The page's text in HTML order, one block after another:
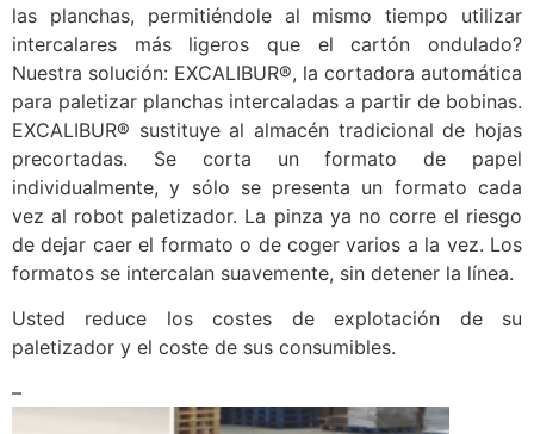
las planchas, permitiéndole al mismo tiempo utilizar
intercalares más ligeros que el cartón ondulado?
Nuestra solución: EXCALIBUR®, la cortadora automática
para paletizar planchas intercaladas a partir de bobinas.
EXCALIBUR® sustituye al almacén tradicional de hojas
precortadas. Se corta un formato de papel
individualmente, y sólo se presenta un formato cada
vez al robot paletizador. La pinza ya no corre el riesgo
de dejar caer el formato o de coger varios a la vez. Los
formatos se intercalan suavemente, sin detener la línea.
Usted reduce los costes de explotación de su
paletizador y el coste de sus consumibles.
–